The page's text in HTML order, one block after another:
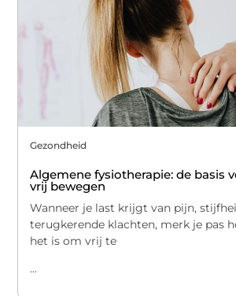
Gezondheid
Algemene fysiotherapie: de basis
vrij bewegen
Wanneer je last krijgt van pijn,
terugkerende klachten, merk je pas
het is om vrij te
...